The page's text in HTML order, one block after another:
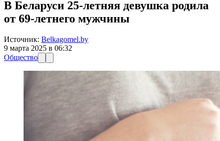
В Беларуси 25-летняя девушка родила
от 69-летнего мужчины
Источник: Belkagomel.by
9 марта 2025 в 06:32
Общество